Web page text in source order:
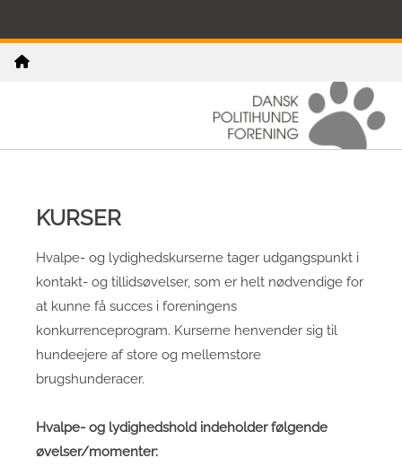
KURSER
Hvalpe- og lydighedskurserne tager udgangspunkt i
kontakt- og tillidsøvelser, som er helt nødvendige for
at kunne få succes i foreningens
konkurrenceprogram. Kurserne henvender sig til
hundeejere af store og mellemstore
brugshunderacer.
Hvalpe- og lydighedshold indeholder følgende
øvelser/momenter: